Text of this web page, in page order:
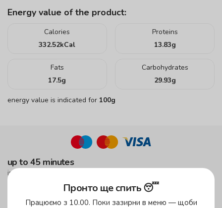
Energy value of the product:
Calories
332.52kCal
Proteins
13.83g
Fats
17.5g
Carbohydrates
29.93g
energy value is indicated for 100g
up to 45 minutes
in the green zone!
up to 59 minutes
in the yellow zone
Пронто ще спить 😴
Працюємо з 10.00. Поки зазирни в меню — щоби